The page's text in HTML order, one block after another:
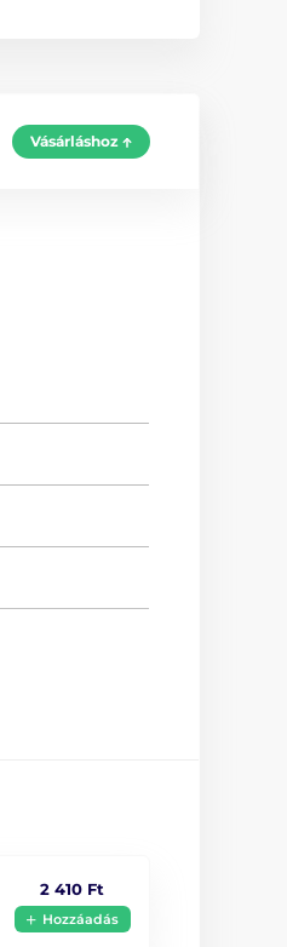
Vásárláshoz
2 410 Ft
Hozzáadás